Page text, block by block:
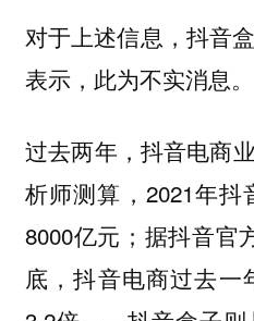
对于上述信息，抖音
表示，此为不实消息。
过去两年，抖音电商
析师测算，2021年抖
8000亿元；据抖音官
底，抖音电商过去一